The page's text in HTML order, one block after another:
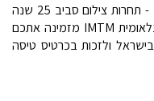
לרגל תערוכת התיירות הבינלאומית IMTM - תחרות צילום סביב 25 שנה
של תיירות בישראל. תערוכת התיירות הבינלאומית IMTM מזמינה אתכם
ולזכות בכרטיס טיסה